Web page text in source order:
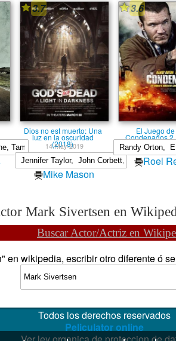
3.7
Dios no est muerto: Una
luz en la oscuridad
(2018)
14-May-2019
Mike Mason
3.6
El Juego
Condenados 2
Roel
Mark Sivertsen en
Buscar Actor/Actriz en
en wikipedia, escribir otro diferente ó
Todos los derechos reservados
Peliculator online